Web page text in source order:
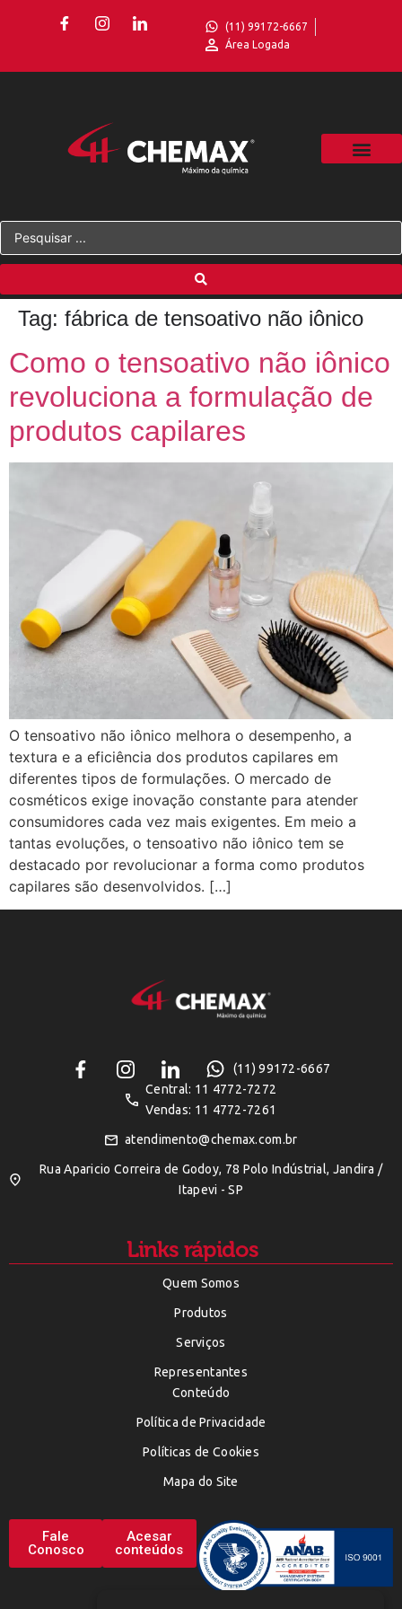
(11) 99172-6667
Área Logada
Tag: fábrica de tensoativo não iônico
Como o tensoativo não iônico
revoluciona a formulação de
produtos capilares
O tensoativo não iônico melhora o desempenho, a
textura e a eficiência dos produtos capilares em
diferentes tipos de formulações. O mercado de
cosméticos exige inovação constante para atender
consumidores cada vez mais exigentes. Em meio a
tantas evoluções, o tensoativo não iônico tem se
destacado por revolucionar a forma como produtos
capilares são desenvolvidos. […]
(11) 99172-6667
Central: 11 4772-7272
Vendas: 11 4772-7261
atendimento@chemax.com.br
Rua Aparicio Correira de Godoy, 78 Polo Indústrial, Jandira /
Itapevi - SP
Links rápidos
Quem Somos
Produtos
Serviços
Representantes
Conteúdo
Política de Privacidade
Políticas de Cookies
Mapa do Site
Fale
Conosco
Acesar
conteúdos